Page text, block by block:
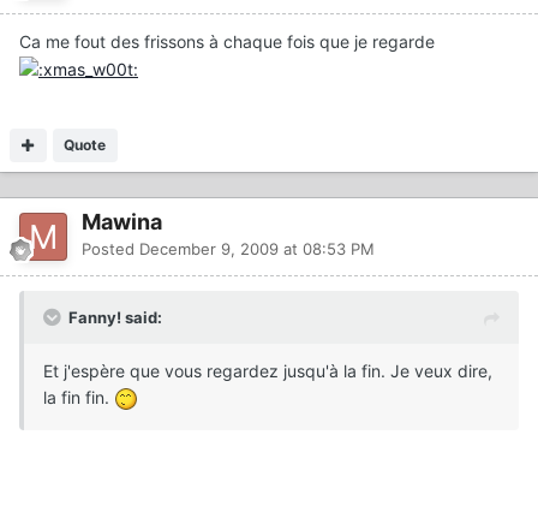
Ca me fout des frissons à chaque fois que je regarde
Quote
Mawina
Posted December 9, 2009 at 08:53 PM
Fanny! said:
Et j'espère que vous regardez jusqu'à la fin. Je veux dire,
la fin fin.